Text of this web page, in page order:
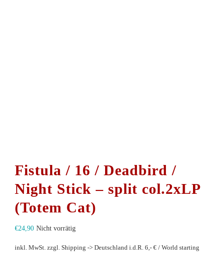
Fistula / 16 / Deadbird /
Night Stick – split col.2xLP
(Totem Cat)
€24,90 Nicht vorrätig
inkl. MwSt. zzgl. Shipping -> Deutschland i.d.R. 6,- € / World starting